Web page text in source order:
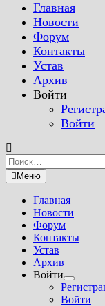
Главная
Новости
Форум
Контакты
Устав
Архив
Войти
Войти
Найти:
Меню
Главная
Новости
Форум
Контакты
Устав
Архив
Войти
Показать
Войти